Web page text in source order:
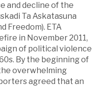
and decline of the
Ta Askatasuna
Freedom). ETA
in November 2011,
of political violence
By the beginning of
overwhelming
agreed that an